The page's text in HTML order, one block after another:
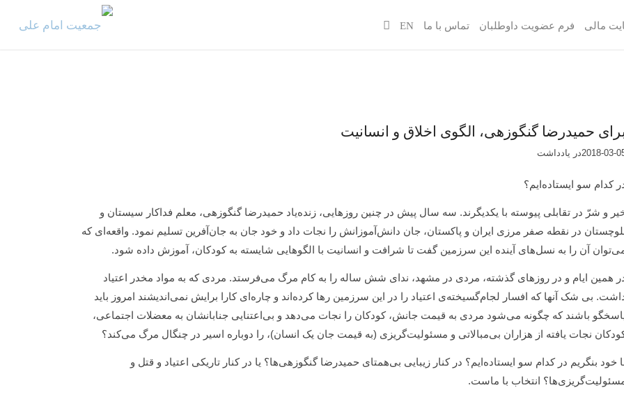
مالی فرم عضویت داوطلبان تماس با ما EN
حمیدرضا گنگوزهی، الگوی اخلاق و انسانیت
2018-03-در یادداشت‌‌‌‌‌‌‌
کدام سو ایستاده‌ایم؟
و شرّ در تقابلی پیوسته با یکدیگرند. سه سال پیش در چنین روزهایی، زنده‌یاد حمیدرضا گنگوزهی، معلم فداکار سیستان و
در نقطه صفر مرزی ایران و پاکستان، جان دانش‌آموزانش را نجات داد و خود جان به جان‌آفرین تسلیم نمود. واقعه‌ای که
آن را به نسل‌های آینده این سرزمین گفت تا شرافت و انسانیت با الگوهایی شایسته به کودکان، آموزش داده شود.
همین ایام و در روزهای گذشته، مردی در مشهد، ندای شش ساله را به کام مرگ می‌فرستد. مردی که به مواد مخدر اعتیاد
بی شک آنها که افسار لجام‌گسیخته‌ی اعتیاد را در این سرزمین رها کرده‌اند و چاره‌ای کارا برایش نمی‌اندیشند امروز باید
باشند که چگونه می‌شود مردی به قیمت جانش، کودکان را نجات می‌دهد و بی‌اعتنایی جنابانشان به معضلات اجتماعی،
نجات یافته از هزاران بی‌مبالاتی و مسئولیت‌گریزی (به قیمت جان یک انسان)، را دوباره اسیر در چنگال مرگ می‌کند؟
خود بنگریم در کدام سو ایستاده‌ایم؟ در کنار زیبایی بی‌همتای حمیدرضا گنگوزهی‌ها؟ یا در کنار تاریکی اعتیاد و قتل و
انتخاب با ماست.